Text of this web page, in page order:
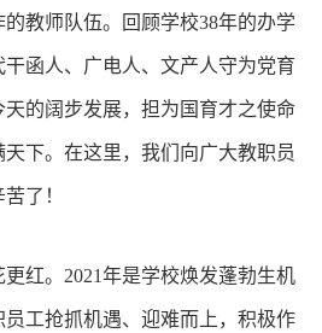
教师队伍。回顾学校38年的办学
函人、广电人、文产人守为党育
的阔步发展，担为国育才之使命
下。在这里，我们向广大教职员
了！
红。2021年是学校焕发蓬勃生机
工抢抓机遇、迎难而上，积极作